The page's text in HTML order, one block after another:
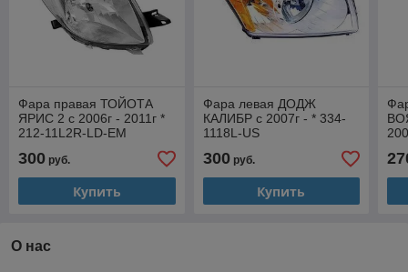
Фара правая ТОЙОТА
ЯРИС 2 с 2006г - 2011г *
212-11L2R-LD-EM
300 руб.
Купить
Фара левая ДОДЖ
КАЛИБР с 2007г - * 334-
1118L-US
300руб.
Купить
О нас